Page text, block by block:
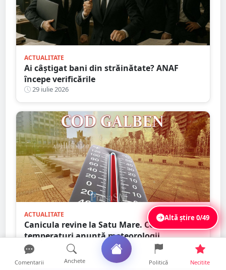
ACTUALITATE
Ai câștigat bani din străinătate? ANAF
începe verificările
29 iulie 2026
ACTUALITATE
Canicula revine la Satu Mare. Ce
temperaturi anunță meteorologii
29 iulie 2026
Altă știre0/49
Comentarii Anchete Politică Necitite